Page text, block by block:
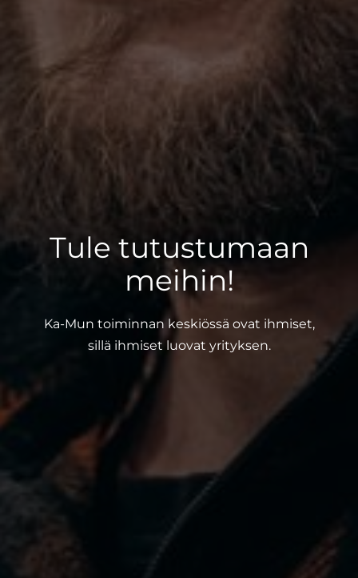
Tule tutustumaan
meihin!
Ka-Mun toiminnan keskiössä ovat ihmiset,
sillä ihmiset luovat yrityksen.